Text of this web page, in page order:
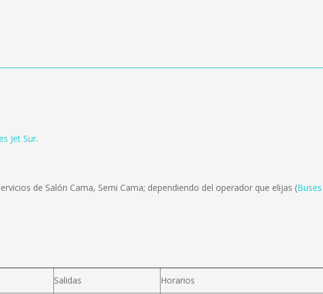
Jet Sur.
de Salón Cama, Semi Cama; dependiendo del operador que elijas (
Salidas Horarios